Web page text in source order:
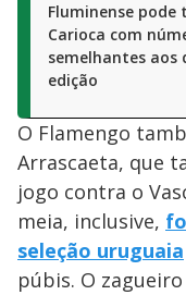
Fluminense pode
Carioca com
semelhantes aos
edição
O Flamengo
Arrascaeta, que
jogo contra o
meia, inclusive,
seleção uruguaia
púbis. O